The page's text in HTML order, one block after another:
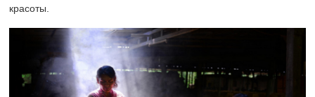
красоты.